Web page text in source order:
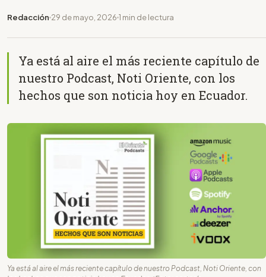
Redacción 29 de mayo, 2026 1 min de lectura
Ya está al aire el más reciente capítulo de
nuestro Podcast, Noti Oriente, con los
hechos que son noticia hoy en Ecuador.
Ya está al aire el más reciente capítulo de nuestro Podcast, Noti Oriente, con